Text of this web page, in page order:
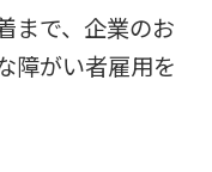
まで、企業のお
障がい者雇用を